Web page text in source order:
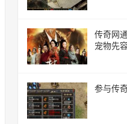
传奇网
宠物先
参与传